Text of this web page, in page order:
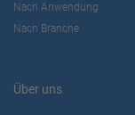
Nach Anwendung
Nach Branche
Über uns